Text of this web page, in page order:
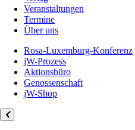
Veranstaltungen
Termine
Über uns
Rosa-Luxemburg-Konferenz
jW-Prozess
Aktionsbüro
Genossenschaft
jW-Shop